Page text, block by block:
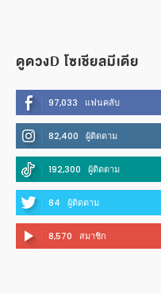
ดูดวงD โซเชียลมีเดีย
97,033 แฟนคลับ
82,400 ผู้ติดตาม
192,300 ผู้ติดตาม
84 ผู้ติดตาม
8,570 สมาชิก